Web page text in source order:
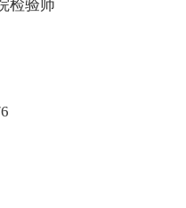
检验师